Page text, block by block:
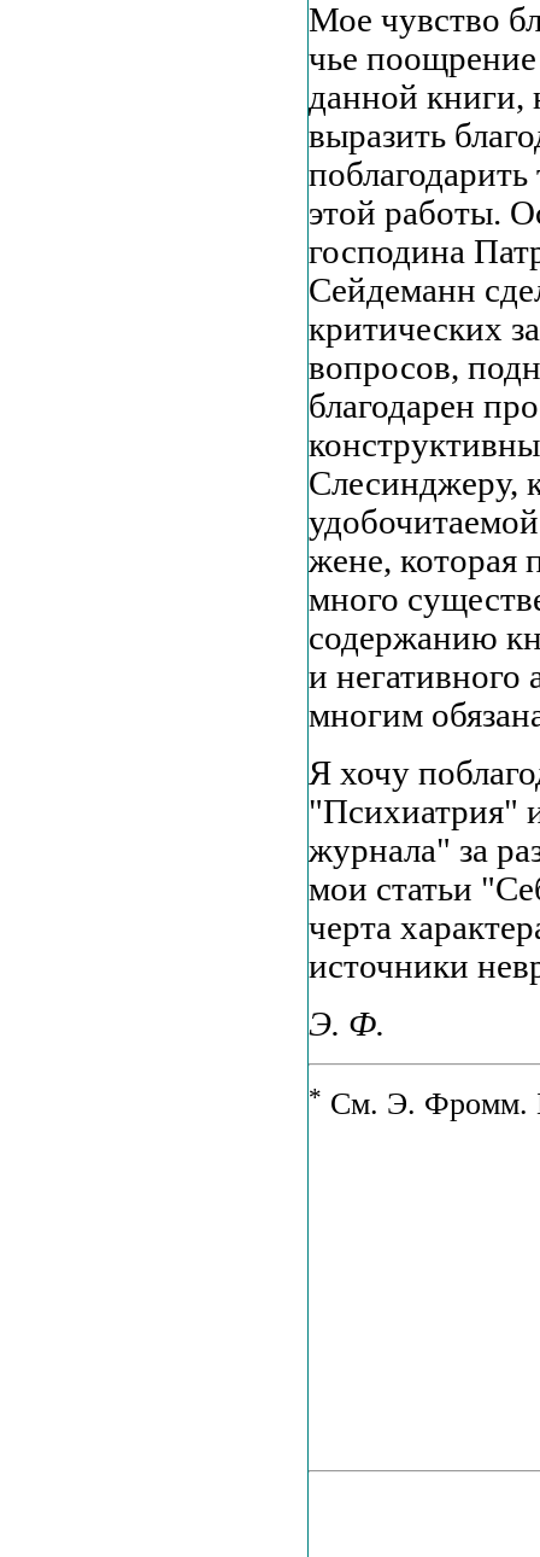
Мое чувство
чье
данной книги,
выразить
этой работы.
господина
Сейдеманн
критических
вопросов,
благодарен
Слесинджеру,
жене, которая
много
содержанию
и негативного
многим
Я хочу
"Психиатрия"
журнала" за
мои статьи
черта
источники
Э. Ф.
* См. Э. Фромм.